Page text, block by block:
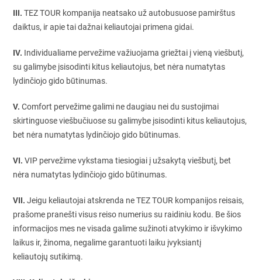
III. TEZ TOUR kompanija neatsako už autobusuose pamirštus
daiktus, ir apie tai dažnai keliautojai primena gidai.
IV. Individualiame pervežime važiuojama griežtai į vieną viešbutį,
su galimybe įsisodinti kitus keliautojus, bet nėra numatytas
lydinčiojo gido būtinumas.
V. Comfort pervežime galimi ne daugiau nei du sustojimai
skirtinguose viešbučiuose su galimybe įsisodinti kitus keliautojus,
bet nėra numatytas lydinčiojo gido būtinumas.
VI. VIP pervežime vykstama tiesiogiai į užsakytą viešbutį, bet
nėra numatytas lydinčiojo gido būtinumas.
VII.Jeigu keliautojai atskrenda ne TEZ TOUR kompanijos reisais,
prašome pranešti visus reiso numerius su raidiniu kodu. Be šios
informacijos mes ne visada galime sužinoti atvykimo ir išvykimo
laikus ir, žinoma, negalime garantuoti laiku įvyksiantį
keliautojų sutikimą.